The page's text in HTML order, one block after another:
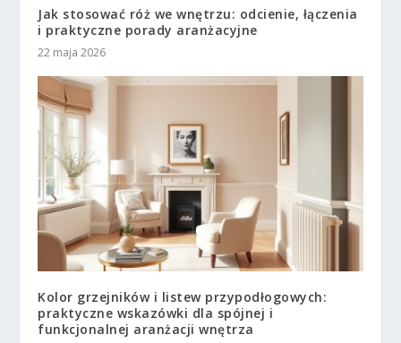
Jak stosować róż we wnętrzu: odcienie, łączenia
i praktyczne porady aranżacyjne
22 maja 2026
Kolor grzejników i listew przypodłogowych:
praktyczne wskazówki dla spójnej i
funkcjonalnej aranżacji wnętrza